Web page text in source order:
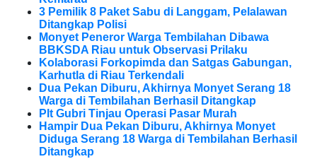
3 Pemilik 8 Paket Sabu di Langgam, Pelalawan
Ditangkap Polisi
Monyet Peneror Warga Tembilahan Dibawa
BBKSDA Riau untuk Observasi Prilaku
Kolaborasi Forkopimda dan Satgas Gabungan,
Karhutla di Riau Terkendali
Dua Pekan Diburu, Akhirnya Monyet Serang 18
Warga di Tembilahan Berhasil Ditangkap
Plt Gubri Tinjau Operasi Pasar Murah
Hampir Dua Pekan Diburu, Akhirnya Monyet
Diduga Serang 18 Warga di Tembilahan Berhasil
Ditangkap